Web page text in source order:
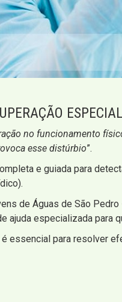
no funcionamento
esse distúrbio”.
e guiada para
de Águas de São
especializada para
essencial para resolver